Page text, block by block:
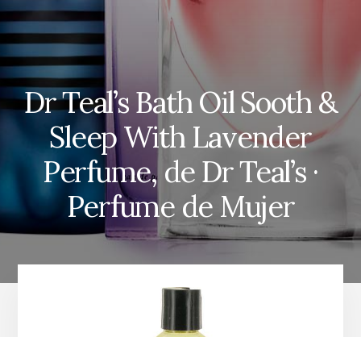
Dr Teal’s Bath Oil Sooth &
Sleep With Lavender
Perfume, de Dr Teal’s ·
Perfume de Mujer